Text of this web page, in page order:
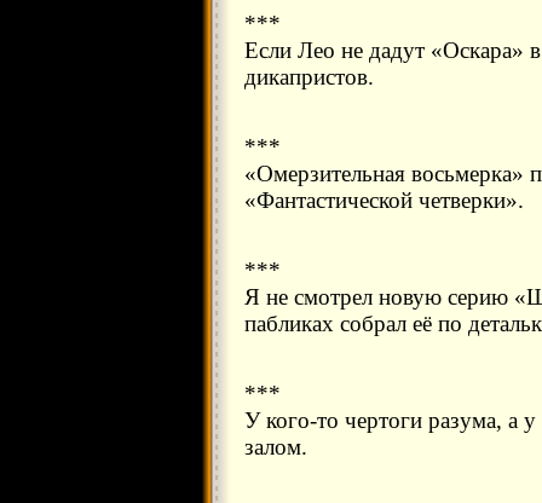
***
Если Лео не дадут «Оскара» в
дикапристов.
***
«Омерзительная восьмерка»
«Фантастической четверки».
***
Я не смотрел новую серию
пабликах собрал её по
***
У кого-то чертоги разума, а
залом.